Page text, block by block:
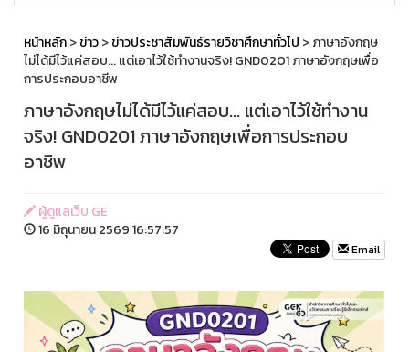
หน้าหลัก>ข่าว>ข่าวประชาสัมพันธ์รายวิชาศึกษาทั่วไป > ภาษาอังกฤษ
ไม่ได้มีไว้แค่สอบ... แต่เอาไว้ใช้ทำงานจริง! GND0201 ภาษาอังกฤษเพื่อ
การประกอบอาชีพ
ภาษาอังกฤษไม่ได้มีไว้แค่สอบ... แต่เอาไว้ใช้ทำงาน
จริง! GND0201 ภาษาอังกฤษเพื่อการประกอบ
อาชีพ
ผู้ดูแลเว็บ GE
16 มิถุนายน 2569 16:57:57
Email